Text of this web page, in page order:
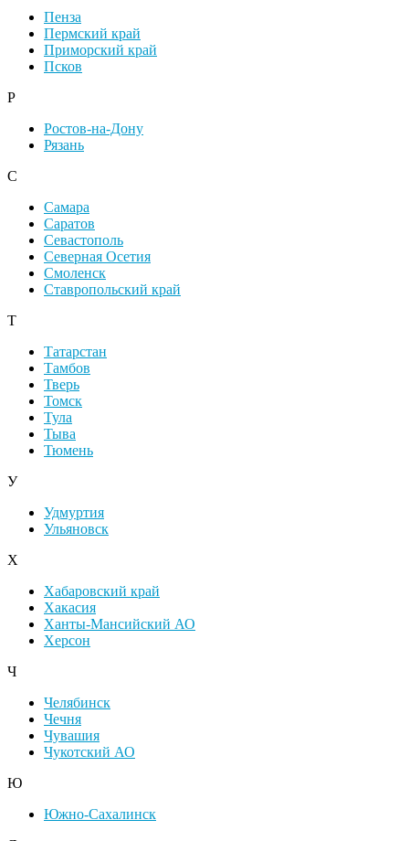
Пенза
Пермский край
Приморский край
Псков
Р
Ростов-на-Дону
Рязань
С
Самара
Саратов
Севастополь
Северная Осетия
Смоленск
Ставропольский край
Т
Татарстан
Тамбов
Тверь
Томск
Тула
Тыва
Тюмень
У
Удмуртия
Ульяновск
Х
Хабаровский край
Хакасия
Ханты-Мансийский АО
Херсон
Ч
Челябинск
Чечня
Чувашия
Чукотский АО
Ю
Южно-Сахалинск